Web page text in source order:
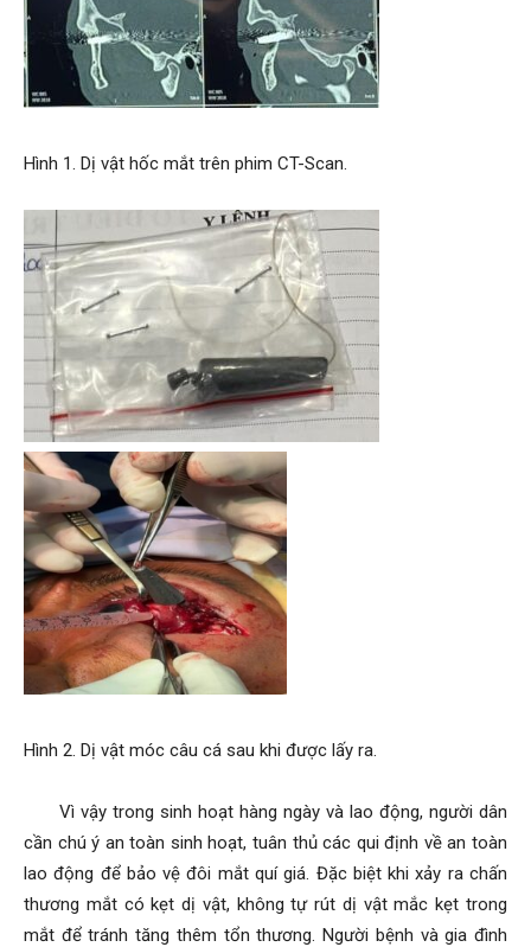
Hình 1. Dị vật hốc mắt trên phim CT-Scan.
Hình 2. Dị vật móc câu cá sau khi được lấy ra.
Vì vậy trong sinh hoạt hàng ngày và lao động, người dân
cần chú ý an toàn sinh hoạt, tuân thủ các qui định về an toàn
lao động để bảo vệ đôi mắt quí giá. Đặc biệt khi xảy ra chấn
thương mắt có kẹt dị vật, không tự rút dị vật mắc kẹt trong
mắt để tránh tăng thêm tổn thương. Người bệnh và gia đình